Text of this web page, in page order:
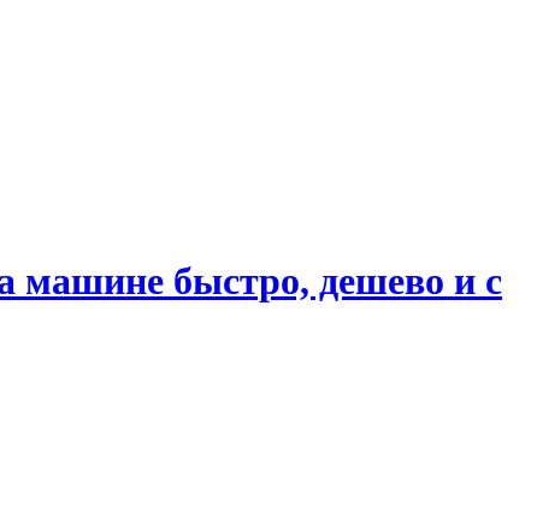
машине быстро, дешево и с